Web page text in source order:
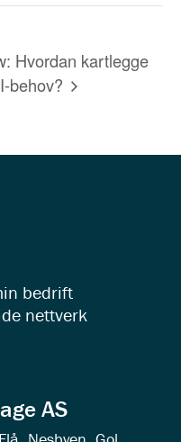
Hvordan kartlegge
behov?
bedrift
nettverk
AS